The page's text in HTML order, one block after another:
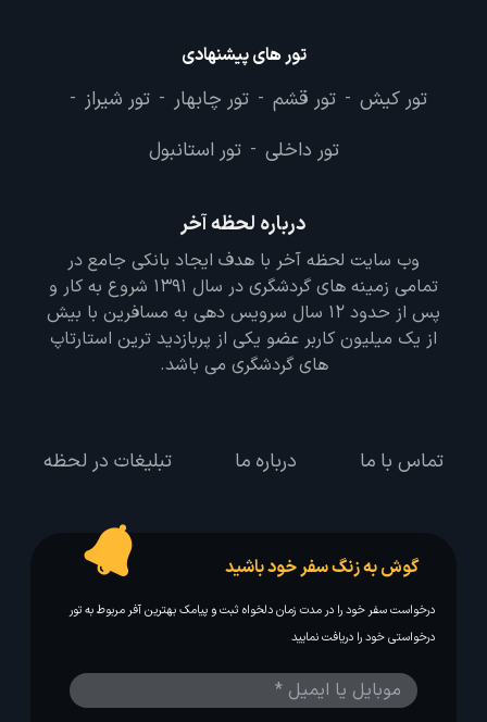
تور های پیشنهادی
تور کیش - تور قشم - تور چابهار - تور شیراز -
تور داخلی - تور استانبول
درباره لحظه آخر
وب سایت لحظه آخر با هدف ایجاد بانکی جامع در
تمامی زمینه های گردشگری در سال 1391 شروع به کار و
پس از حدود 12 سال سرویس دهی به مسافرین با بیش
از یک میلیون کاربر عضو یکی از پربازدید ترین استارتاپ
های گردشگری می باشد.
تماس با ما درباره ما تبلیغات در لحظه
گوش به زنگ سفر خود باشید
درخواست سفر خود را در مدت زمان دلخواه ثبت و پیامک بهترین آفر مربوط به تور
درخواستی خود را دریافت نمایید